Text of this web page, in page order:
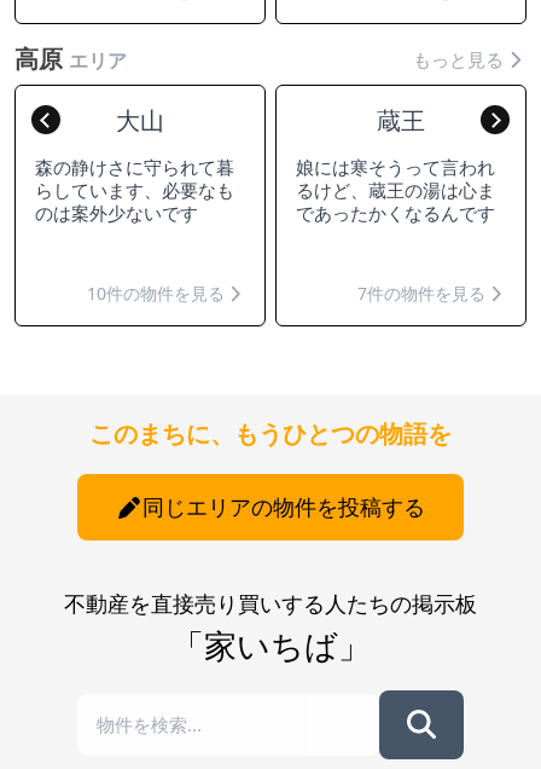
高原 エリア もっと見る
Previous大山
森の静けさに守られて暮
らしています、必要なも
のは案外少ないです
10件の物件を見る
蔵王
娘には寒そうって言われ
るけど、蔵王の湯は心ま
であったかくなるんです
7件の物件を見る
このまちに、もうひとつの物語を
同じエリアの物件を投稿する
不動産を直接売り買いする人たちの掲示板
「家いちば」